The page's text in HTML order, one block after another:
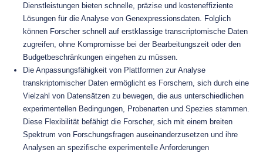
Dienstleistungen bieten schnelle, präzise und kosteneffiziente
Lösungen für die Analyse von Genexpressionsdaten. Folglich
können Forscher schnell auf erstklassige transcriptomische Daten
zugreifen, ohne Kompromisse bei der Bearbeitungszeit oder den
Budgetbeschränkungen eingehen zu müssen.
Die Anpassungsfähigkeit von Plattformen zur Analyse
transkriptomischer Daten ermöglicht es Forschern, sich durch eine
Vielzahl von Datensätzen zu bewegen, die aus unterschiedlichen
experimentellen Bedingungen, Probenarten und Spezies stammen.
Diese Flexibilität befähigt die Forscher, sich mit einem breiten
Spektrum von Forschungsfragen auseinanderzusetzen und ihre
Analysen an spezifische experimentelle Anforderungen